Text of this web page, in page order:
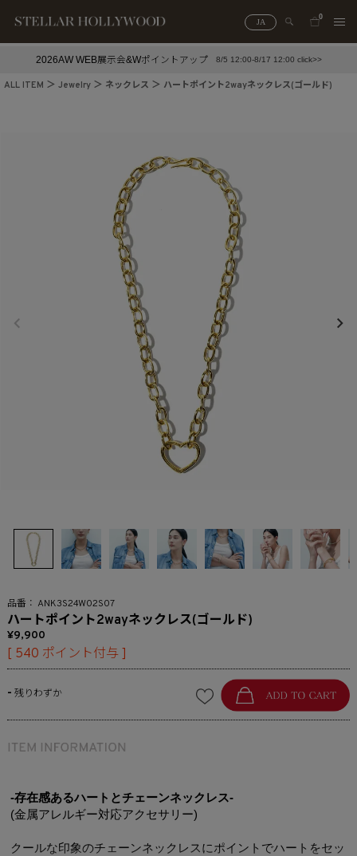
JA
0
2026AW WEB展示会&Wポイントアップ 8/5 12:00-8/17 12:00 click>>
ALL ITEM Jewelry ネックレス ハートポイント2wayネックレス(ゴールド)
ANK3S24W02S07
ハートポイント2wayネックレス(ゴールド)
9,900
[ 540 ポイント付与 ]
- 残りわずか
-存在感あるハートとチェーンネックレス-
(金属アレルギー対応アクセサリー)
クールな印象のチェーンネックレスにポイントでハートをセッ